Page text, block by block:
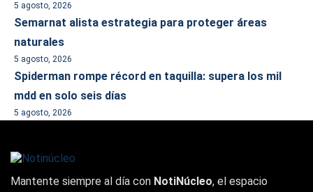
5 agosto, 2026
Semarnat alista estrategia para proteger áreas
naturales
5 agosto, 2026
Spiderman rompe récord en taquilla: supera los mil
mdd en solo seis días
5 agosto, 2026
Mantente siempre al día con NotiNúcleo, el espacio